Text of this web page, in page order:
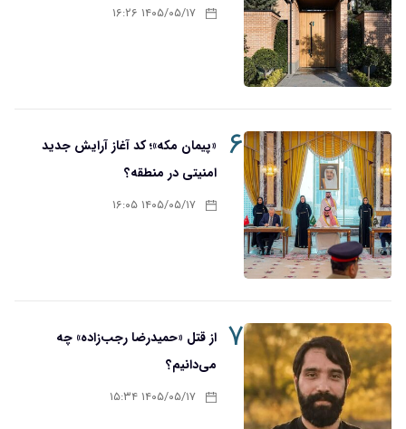
۱۴۰۵/۰۵/۱۷ ۱۶:۲۶
۶ «پیمان مکه»؛ کد آغاز آرایش جدید
امنیتی در منطقه؟
۱۴۰۵/۰۵/۱۷ ۱۶:۰۵
۷ از قتل «حمیدرضا رجب‌زاده» چه
می‌دانیم؟
۱۴۰۵/۰۵/۱۷ ۱۵:۳۴